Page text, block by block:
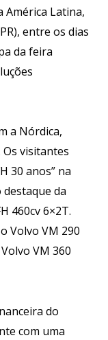
América Latina,
entre os dias
da feira
a Nórdica,
Os visitantes
30 anos” na
da
460cv 6×2T.
Volvo VM 290
VM 360
do
com uma